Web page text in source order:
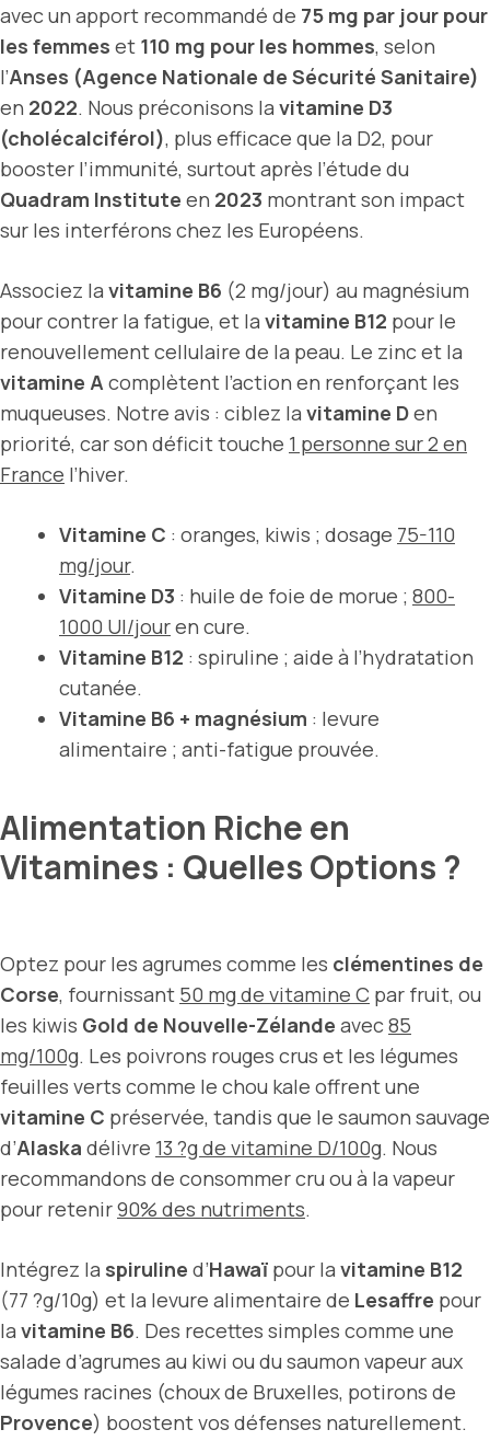
avec un apport recommandé de 75 mg par jour pour
les femmes et 110 mg pour les hommes, selon
l’Anses (Agence Nationale de Sécurité Sanitaire)
en 2022. Nous préconisons la vitamine D3
(cholécalciférol), plus efficace que la D2, pour
booster l’immunité, surtout après l’étude du
Quadram Institute en 2023 montrant son impact
sur les interférons chez les Européens.
Associez la vitamine B6 (2 mg/jour) au magnésium
pour contrer la fatigue, et la vitamine B12 pour le
renouvellement cellulaire de la peau. Le zinc et la
vitamine A complètent l’action en renforçant les
muqueuses. Notre avis : ciblez la vitamine Den
priorité, car son déficit touche 1 personne sur 2 en
France l’hiver.
Vitamine C : oranges, kiwis ; dosage 75-110
mg/jour.
Vitamine D3 : huile de foie de morue ; 800-
1000 UI/jouren cure.
Vitamine B12 : spiruline ; aide à l’hydratation
cutanée.
Vitamine B6 + magnésium : levure
alimentaire ; anti-fatigue prouvée.
Alimentation Riche en
Vitamines : Quelles Options ?
Optez pour les agrumes comme les clémentines de
Corse, fournissant 50 mg de vitamine C par fruit, ou
les kiwis Gold de Nouvelle-Zélande avec85
mg/100g. Les poivrons rouges crus et les légumes
feuilles verts comme le chou kale offrent une
vitamine C préservée, tandis que le saumon sauvage
d’Alaska délivre 13 ?g de vitamine D/100g. Nous
recommandons de consommer cru ou à la vapeur
pour retenir90% des nutriments.
Intégrez la spiruline d’Hawaï pour la vitamine B12
(77 ?g/10g) et la levure alimentaire de Lesaffre pour
la vitamine B6. Des recettes simples comme une
salade d’agrumes au kiwi ou du saumon vapeur aux
légumes racines (choux de Bruxelles, potirons de
Provence) boostent vos défenses naturellement.